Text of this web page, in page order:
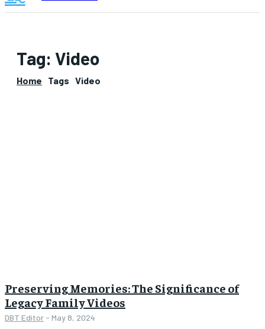
Tag: Video
Home Tags Video
Preserving Memories: The Significance of
Legacy Family Videos
DBT Editor - May 8, 2024